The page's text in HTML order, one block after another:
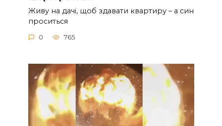
Живу на дачі, щоб здавати квартиру – а син
проситься
0 765